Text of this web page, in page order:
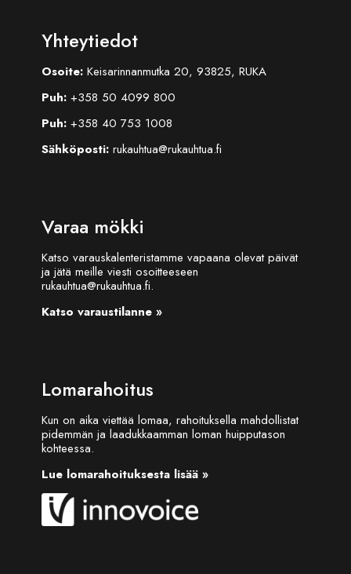
Yhteytiedot
Osoite: Keisarinnanmutka 20, 93825, RUKA
Puh: +358 50 4099 800
Puh: +358 40 753 1008
Sähköposti: rukauhtua@rukauhtua.fi
Varaa mökki
Katso varauskalenteristamme vapaana olevat päivät
ja jätä meille viesti osoitteeseen
rukauhtua@rukauhtua.fi.
Katso varaustilanne »
Lomarahoitus
Kun on aika viettää lomaa, rahoituksella mahdollistat
pidemmän ja laadukkaamman loman huipputason
kohteessa.
Lue lomarahoituksesta lisää »